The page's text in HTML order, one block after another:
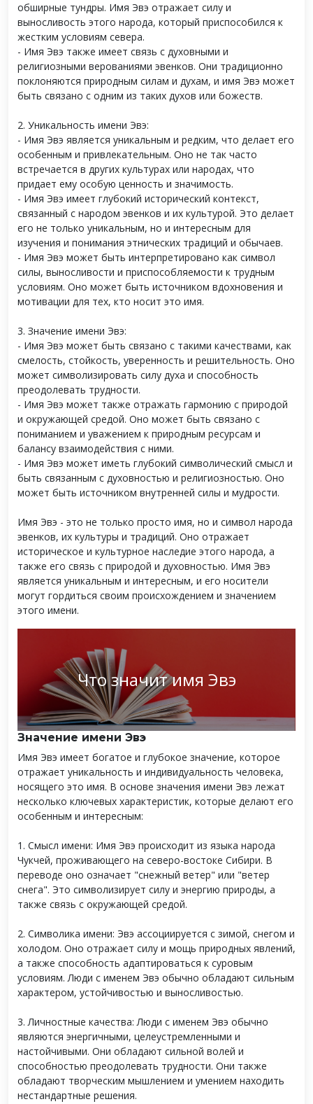
обширные тундры. Имя Эвэ отражает силу и
выносливость этого народа, который приспособился к
жестким условиям севера.
- Имя Эвэ также имеет связь с духовными и
религиозными верованиями эвенков. Они традиционно
поклоняются природным силам и духам, и имя Эвэ может
быть связано с одним из таких духов или божеств.
2. Уникальность имени Эвэ:
- Имя Эвэ является уникальным и редким, что делает его
особенным и привлекательным. Оно не так часто
встречается в других культурах или народах, что
придает ему особую ценность и значимость.
- Имя Эвэ имеет глубокий исторический контекст,
связанный с народом эвенков и их культурой. Это делает
его не только уникальным, но и интересным для
изучения и понимания этнических традиций и обычаев.
- Имя Эвэ может быть интерпретировано как символ
силы, выносливости и приспособляемости к трудным
условиям. Оно может быть источником вдохновения и
мотивации для тех, кто носит это имя.
3. Значение имени Эвэ:
- Имя Эвэ может быть связано с такими качествами, как
смелость, стойкость, уверенность и решительность. Оно
может символизировать силу духа и способность
преодолевать трудности.
- Имя Эвэ может также отражать гармонию с природой
и окружающей средой. Оно может быть связано с
пониманием и уважением к природным ресурсам и
балансу взаимодействия с ними.
- Имя Эвэ может иметь глубокий символический смысл и
быть связанным с духовностью и религиозностью. Оно
может быть источником внутренней силы и мудрости.
Имя Эвэ - это не только просто имя, но и символ народа
эвенков, их культуры и традиций. Оно отражает
историческое и культурное наследие этого народа, а
также его связь с природой и духовностью. Имя Эвэ
является уникальным и интересным, и его носители
могут гордиться своим происхождением и значением
этого имени.
Что значит имя Эвэ
Значение имени Эвэ
Имя Эвэ имеет богатое и глубокое значение, которое
отражает уникальность и индивидуальность человека,
носящего это имя. В основе значения имени Эвэ лежат
несколько ключевых характеристик, которые делают его
особенным и интересным:
1. Смысл имени: Имя Эвэ происходит из языка народа
Чукчей, проживающего на северо-востоке Сибири. В
переводе оно означает "снежный ветер" или "ветер
снега". Это символизирует силу и энергию природы, а
также связь с окружающей средой.
2. Символика имени: Эвэ ассоциируется с зимой, снегом и
холодом. Оно отражает силу и мощь природных явлений,
а также способность адаптироваться к суровым
условиям. Люди с именем Эвэ обычно обладают сильным
характером, устойчивостью и выносливостью.
3. Личностные качества: Люди с именем Эвэ обычно
являются энергичными, целеустремленными и
настойчивыми. Они обладают сильной волей и
способностью преодолевать трудности. Они также
обладают творческим мышлением и умением находить
нестандартные решения.